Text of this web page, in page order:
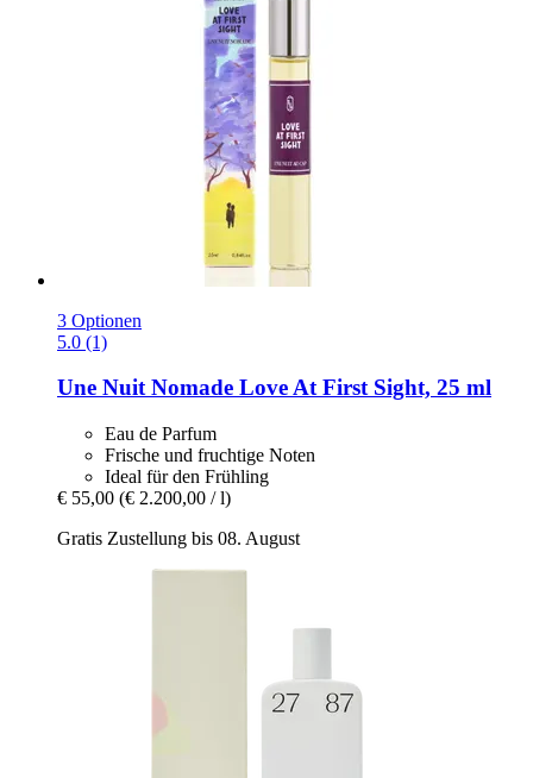
3 Optionen
5.0 (1)
Une Nuit Nomade Love At First Sight, 25 ml
Eau de Parfum
Frische und fruchtige Noten
Ideal für den Frühling
€ 55,00 (€ 2.200,00 / l)
Gratis Zustellung bis 08. August